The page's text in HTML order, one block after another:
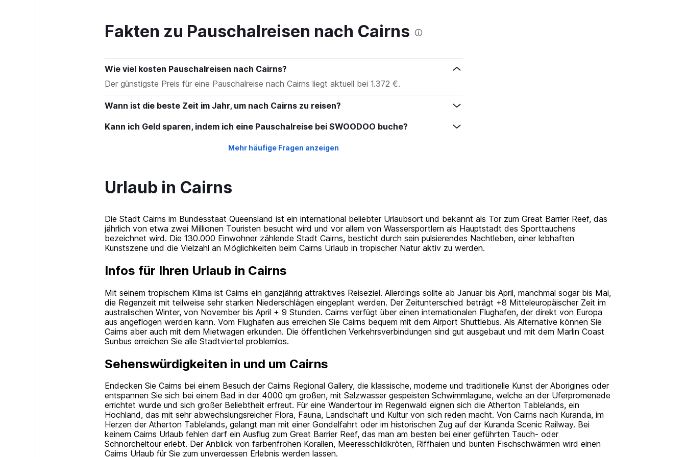
Fakten zu Pauschalreisen nach Cairns
Wie viel kosten Pauschalreisen nach Cairns?
Der günstigste Preis für eine Pauschalreise nach Cairns liegt aktuell bei 1.372 €.
Wann ist die beste Zeit im Jahr, um nach Cairns zu reisen?
Kann ich Geld sparen, indem ich eine Pauschalreise bei SWOODOO buche?
Mehr häufige Fragen anzeigen
Urlaub in Cairns
Die Stadt Cairns im Bundesstaat Queensland ist ein international beliebter Urlaubsort und bekannt als Tor zum Great Barrier Reef, das
jährlich von etwa zwei Millionen Touristen besucht wird und vor allem von Wassersportlern als Hauptstadt des Sporttauchens
bezeichnet wird. Die 130.000 Einwohner zählende Stadt Cairns, besticht durch sein pulsierendes Nachtleben, einer lebhaften
Kunstszene und die Vielzahl an Möglichkeiten beim Cairns Urlaub in tropischer Natur aktiv zu werden.
Infos für Ihren Urlaub in Cairns
Mit seinem tropischem Klima ist Cairns ein ganzjährig attraktives Reiseziel. Allerdings sollte ab Januar bis April, manchmal sogar bis Mai,
die Regenzeit mit teilweise sehr starken Niederschlägen eingeplant werden. Der Zeitunterschied beträgt +8 Mitteleuropäischer Zeit im
australischen Winter, von November bis April + 9 Stunden. Cairns verfügt über einen internationalen Flughafen, der direkt von Europa
aus angeflogen werden kann. Vom Flughafen aus erreichen Sie Cairns bequem mit dem Airport Shuttlebus. Als Alternative können Sie
Cairns aber auch mit dem Mietwagen erkunden. Die öffentlichen Verkehrsverbindungen sind gut ausgebaut und mit dem Marlin Coast
Sunbus erreichen Sie alle Stadtviertel problemlos.
Sehenswürdigkeiten in und um Cairns
Endecken Sie Cairns bei einem Besuch der Cairns Regional Gallery, die klassische, moderne und traditionelle Kunst der Aborigines oder
entspannen Sie sich bei einem Bad in der 4000 qm großen, mit Salzwasser gespeisten Schwimmlagune, welche an der Uferpromenade
errichtet wurde und sich großer Beliebtheit erfreut. Für eine Wandertour im Regenwald eignen sich die Atherton Tablelands, ein
Hochland, das mit sehr abwechslungsreicher Flora, Fauna, Landschaft und Kultur von sich reden macht. Von Cairns nach Kuranda, im
Herzen der Atherton Tablelands, gelangt man mit einer Gondelfahrt oder im historischen Zug auf der Kuranda Scenic Railway. Bei
keinem Cairns Urlaub fehlen darf ein Ausflug zum Great Barrier Reef, das man am besten bei einer geführten Tauch- oder
Schnorcheltour erlebt. Der Anblick von farbenfrohen Korallen, Meeresschildkröten, Riffhaien und bunten Fischschwärmen wird einen
Cairns Urlaub für Sie zum unvergessen Erlebnis werden lassen.